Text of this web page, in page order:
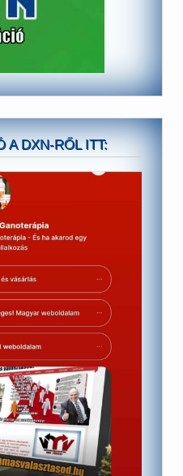
A DXN-RŐL ITT: